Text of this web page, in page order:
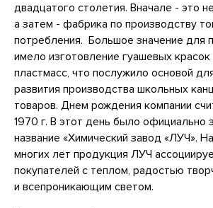
двадцатого столетия. Вначале - это
а затем - фабрика по производству
потребления. Большое значение для
имело изготовление гуашевых красок
пластмасс, что послужило основой
развития производства школьных
товаров. Днем рождения компании
1970 г. В этот день было официально
название «Химический завод «ЛУЧ».
многих лет продукция ЛУЧ
покупателей с теплом, радостью
и всепроникающим светом.